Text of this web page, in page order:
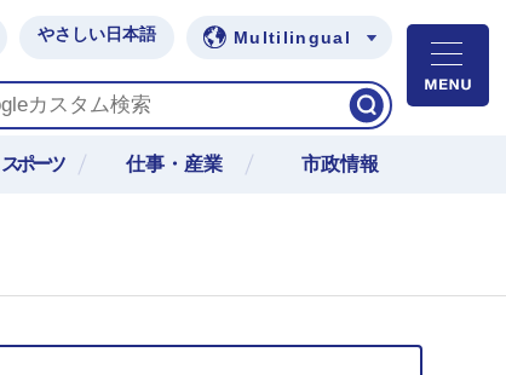
やさしい日本語 Multilingual
ポーツ 仕事・産業 市政情報